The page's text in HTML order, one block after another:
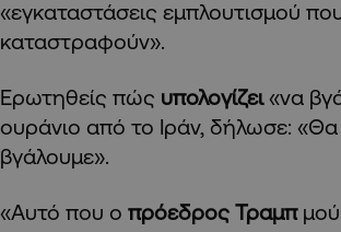
«εγκαταστάσεις εμπλουτισμού
καταστραφούν».
Ερωτηθείς πώς υπολογίζει «να
ουράνιο από το Ιράν, δήλωσε:
βγάλουμε».
«Αυτό που ο πρόεδρος Τραμπ μού